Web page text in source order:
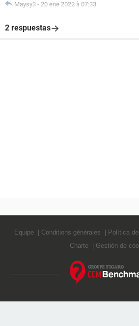
Maysy3 - 20 ene 2022 à 07:33
2 respuestas
Equipe Conditions générales Política
Charte
Gestión de